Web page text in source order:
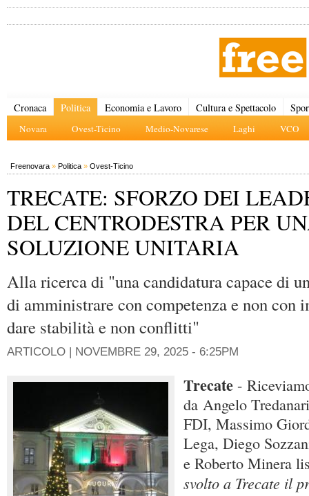
Cronaca Politica
Novara Ovest-Ticino Medio-Novarese Laghi VCO
Economia e Lavoro Cultura e Spettacolo
Freenovara » Politica » Ovest-Ticino
TRECATE: SFORZO DEI
DEL CENTRODESTRA PER
SOLUZIONE UNITARIA
Alla ricerca di "una candidatura capace di
di amministrare con competenza e non con
dare stabilità e non conflitti"
ARTICOLO | NOVEMBRE 29, 2025 - 6:25PM
Trecate -
da Angelo
FDI, Massimo
Lega, Diego
e Roberto Minera
svolto a Trecate il